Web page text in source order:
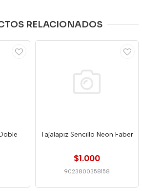
RELACIONADOS
Tajalapiz Sencillo Neon Faber
$1.000
9023800358158